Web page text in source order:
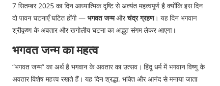
7 सितम्बर 2025 का दिन आध्यात्मिक दृष्टि से अत्यंत महत्वपूर्ण है क्योंकि इस दिन
दो पावन घटनाएँ घटित होंगी — भगवत जन्मऔरचंद्र ग्रहण। यह दिन भगवान
श्रीकृष्ण के अवतार और खगोलीय घटना का अद्भुत संगम लेकर आएगा।
भगवत जन्म का महत्व
“भगवत जन्म” का अर्थ है भगवान के अवतार का उत्सव। हिंदू धर्म में भगवान विष्णु के
अवतार विशेष महत्त्व रखते हैं। यह दिन श्रद्धा, भक्ति और आनंद से मनाया जाता